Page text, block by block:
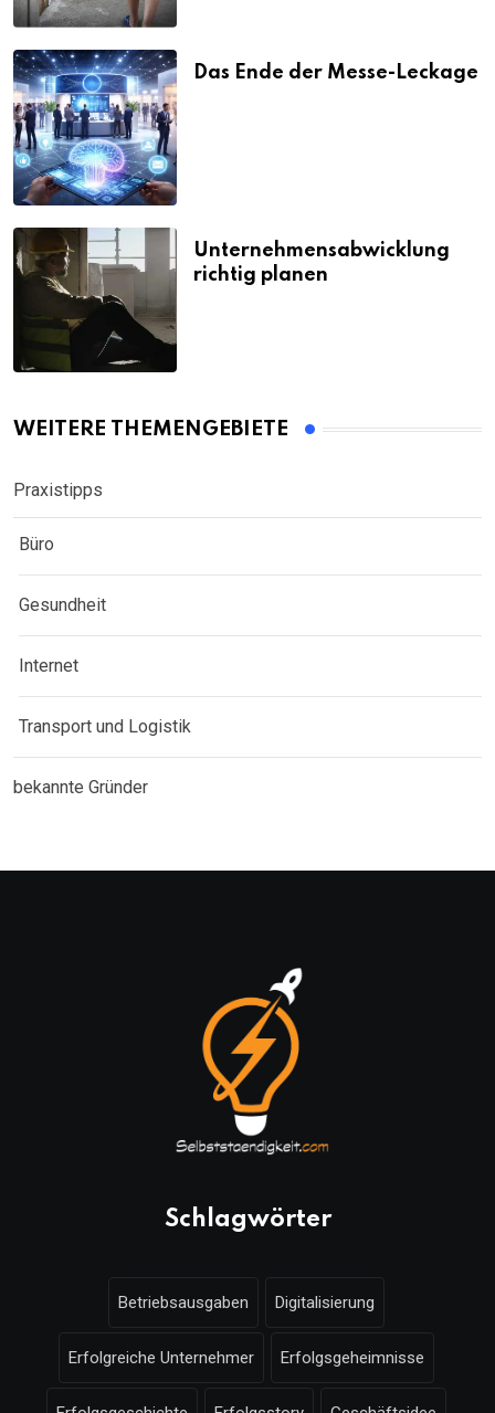
Das Ende der Messe-Leckage
Unternehmensabwicklung
richtig planen
WEITERE THEMENGEBIETE
Praxistipps
Büro
Gesundheit
Internet
Transport und Logistik
bekannte Gründer
Schlagwörter
Betriebsausgaben Digitalisierung
Erfolgreiche Unternehmer Erfolgsgeheimnisse